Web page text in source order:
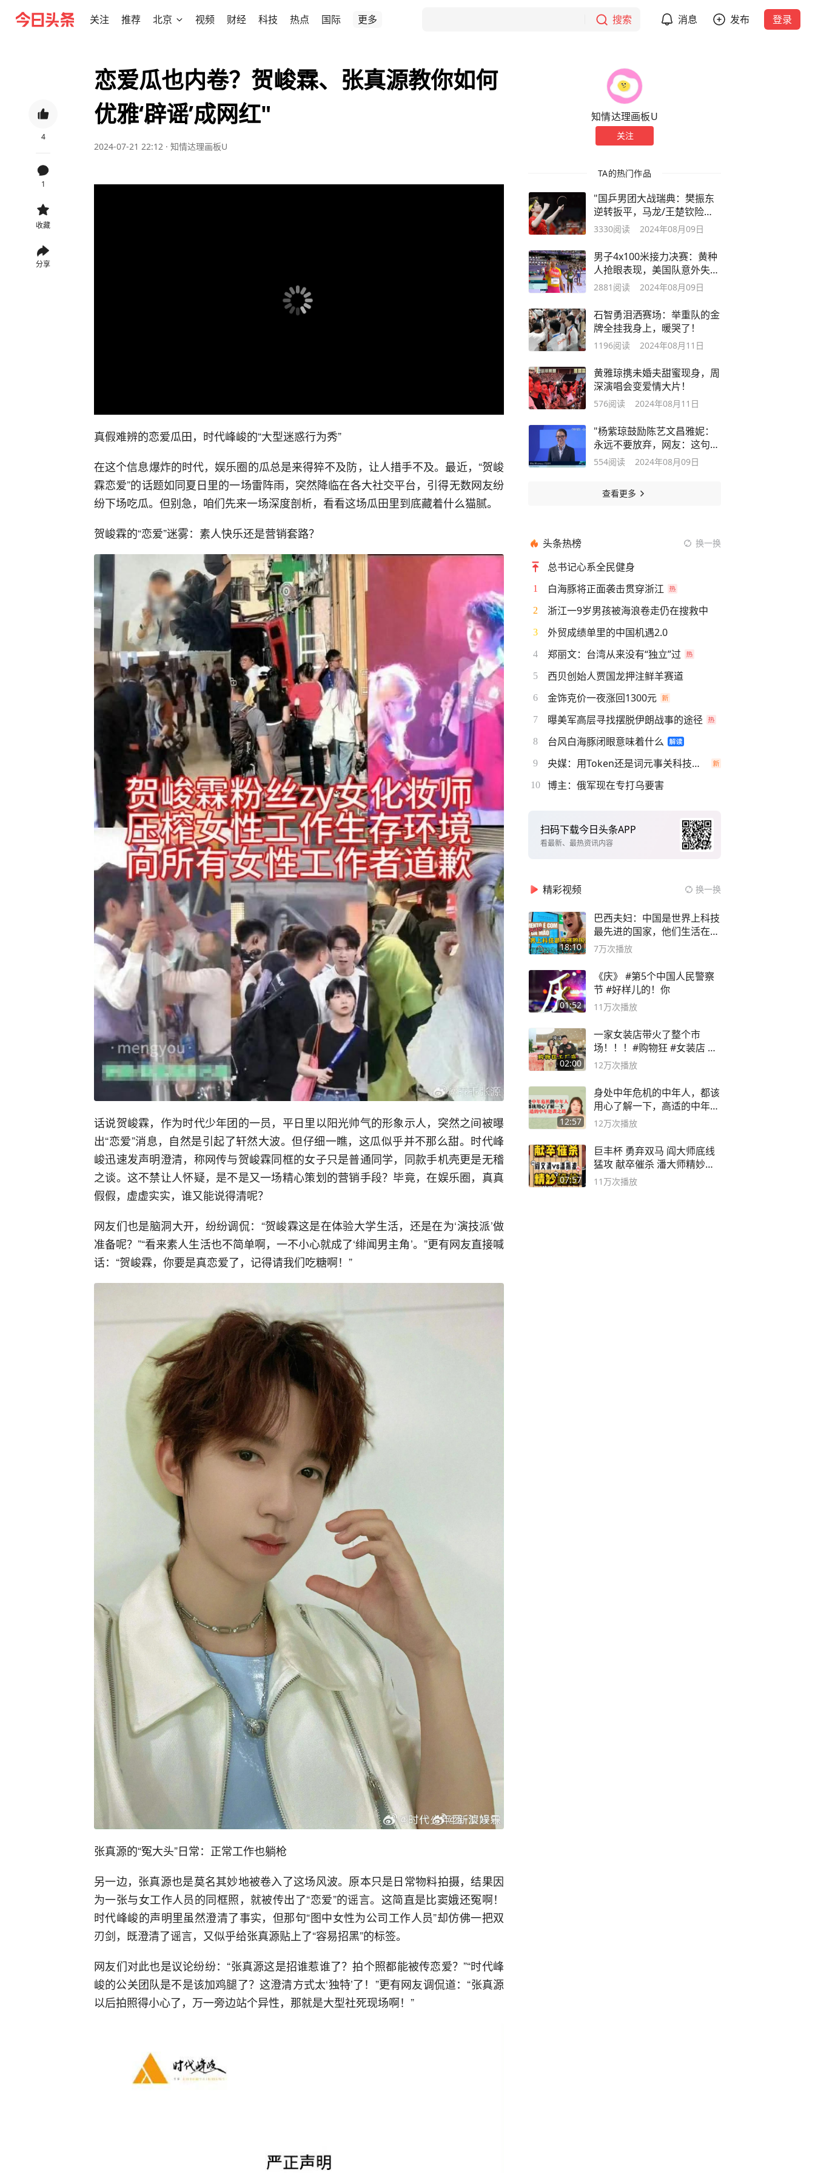
关注 推荐 北京 视频 财经 科技 热点 国际 更多 搜索 消息 发布 登录
4
1
收藏
分享
恋爱瓜也内卷？贺峻霖、张真源教你如何
优雅‘辟谣’成网红"
2024-07-21 22:12 · 知情达理画板U
不支持的音频/视频格式
真假难辨的恋爱瓜田，时代峰峻的“大型迷惑行为秀”
在这个信息爆炸的时代，娱乐圈的瓜总是来得猝不及防，让人措手不及。最近，“贺峻
霖恋爱”的话题如同夏日里的一场雷阵雨，突然降临在各大社交平台，引得无数网友纷
纷下场吃瓜。但别急，咱们先来一场深度剖析，看看这场瓜田里到底藏着什么猫腻。
贺峻霖的“恋爱”迷雾：素人快乐还是营销套路？
话说贺峻霖，作为时代少年团的一员，平日里以阳光帅气的形象示人，突然之间被曝
出“恋爱”消息，自然是引起了轩然大波。但仔细一瞧，这瓜似乎并不那么甜。时代峰
峻迅速发声明澄清，称网传与贺峻霖同框的女子只是普通同学，同款手机壳更是无稽
之谈。这不禁让人怀疑，是不是又一场精心策划的营销手段？毕竟，在娱乐圈，真真
假假，虚虚实实，谁又能说得清呢？
网友们也是脑洞大开，纷纷调侃：“贺峻霖这是在体验大学生活，还是在为‘演技派’做
准备呢？”“看来素人生活也不简单啊，一不小心就成了‘绯闻男主角’。”更有网友直接喊
话：“贺峻霖，你要是真恋爱了，记得请我们吃糖啊！”
张真源的“冤大头”日常：正常工作也躺枪
另一边，张真源也是莫名其妙地被卷入了这场风波。原本只是日常物料拍摄，结果因
为一张与女工作人员的同框照，就被传出了“恋爱”的谣言。这简直是比窦娥还冤啊！
时代峰峻的声明里虽然澄清了事实，但那句“图中女性为公司工作人员”却仿佛一把双
刃剑，既澄清了谣言，又似乎给张真源贴上了“容易招黑”的标签。
网友们对此也是议论纷纷：“张真源这是招谁惹谁了？拍个照都能被传恋爱？”“时代峰
峻的公关团队是不是该加鸡腿了？这澄清方式太‘独特’了！”更有网友调侃道：“张真源
以后拍照得小心了，万一旁边站个异性，那就是大型社死现场啊！”
知情达理画板U
关注
TA的热门作品
"国乒男团大战瑞典：樊振东
逆转扳平，马龙/王楚钦险胜
再下一城"
3330阅读 2024年08月09日
男子4x100米接力决赛：黄种
人抢眼表现，美国队意外失误
引热议”
2881 阅读 2024年08月09日
石智勇泪洒赛场：举重队的金
牌全挂我身上，暖哭了！
1196阅读 2024年08月11日
黄雅琼携未婚夫甜蜜现身，周
深演唱会变爱情大片！
576阅读 2024年08月11日
"杨紫琼鼓励陈艺文昌雅妮：
永远不要放弃，网友：这句话
值千金！"
554阅读 2024年08月09日
查看更多
头条热榜 换一换
总书记心系全民健身
1 白海豚将正面袭击贯穿浙江
2 浙江一9岁男孩被海浪卷走仍在搜救中
3 外贸成绩单里的中国机遇2.0
4 郑丽文：台湾从来没有“独立”过
5 西贝创始人贾国龙押注鲜羊赛道
6 金饰克价一夜涨回1300元
7 曝美军高层寻找摆脱伊朗战事的途径
8 台风白海豚闭眼意味着什么
9 央媒：用Token还是词元事关科技话语权
10 博主：俄军现在专打乌要害
扫码下载今日头条APP
看最新、最热资讯内容
精彩视频 换一换
18:10
巴西夫妇：中国是世界上科技
最先进的国家，他们生活在
2999年
7万次播放
01:52
《庆》 #第5个中国人民警察
节 #好样儿的！你
11万次播放
02:00
一家女装店带火了整个市
场！！！#购物狂 #女装店 #
高品质女装
12万次播放
12:57
身处中年危机的中年人，都该
用心了解一下，高适的中年逆
袭之路
12万次播放
07:57
巨丰杯 勇弃双马 阎大师底线
猛攻 献卒催杀 潘大师精妙入
局
11万次播放